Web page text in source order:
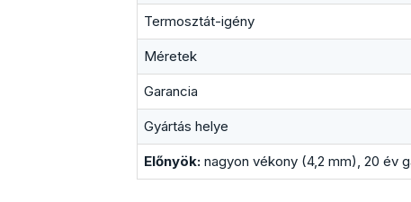
Termosztát-igény
Méretek
Garancia
Gyártás helye
Előnyök: nagyon vékony (4,2 mm), 20 év